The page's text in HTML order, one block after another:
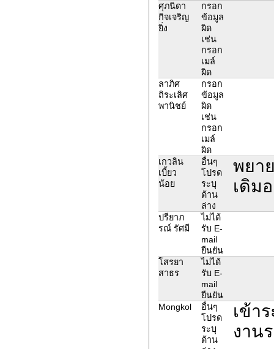
ศุภนิดา
กิจเจริญ
ยิ่ง
กรอก
ข้อมูล
ผิด
เช่น
กรอก
เมล์
ผิด
ลาภิศ
ถิระเลิศ
พานิชย์
กรอก
ข้อมูล
ผิด
เช่น
กรอก
เมล์
ผิด
เกวลิน
เบี้ยว
น้อย
อื่นๆ
โปรด
ระบุ
ด้าน
ล่าง
พยา
เดิม
ปรียาภ
รณ์ รัศมี
ไม่ได้
รับ E-
mail
ยืนยัน
โสรยา
สาธร
ไม่ได้
รับ E-
mail
ยืนยัน
Mongkol
อื่นๆ
โปรด
ระบุ
ด้าน
เข้า
งาน